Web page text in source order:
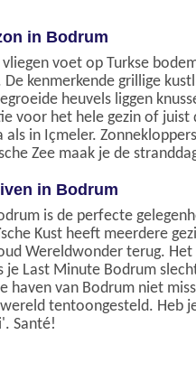
in Bodrum
voet op Turkse
De kenmerkende grillige
heuvels liggen
voor het hele gezin of juist
als in Içmeler.
Zee maak je de
in Bodrum
is de perfecte
Kust heeft meerdere
Wereldwonder terug.
je Last Minute Bodrum
haven van Bodrum niet
tentoongesteld. Heb
Santé!